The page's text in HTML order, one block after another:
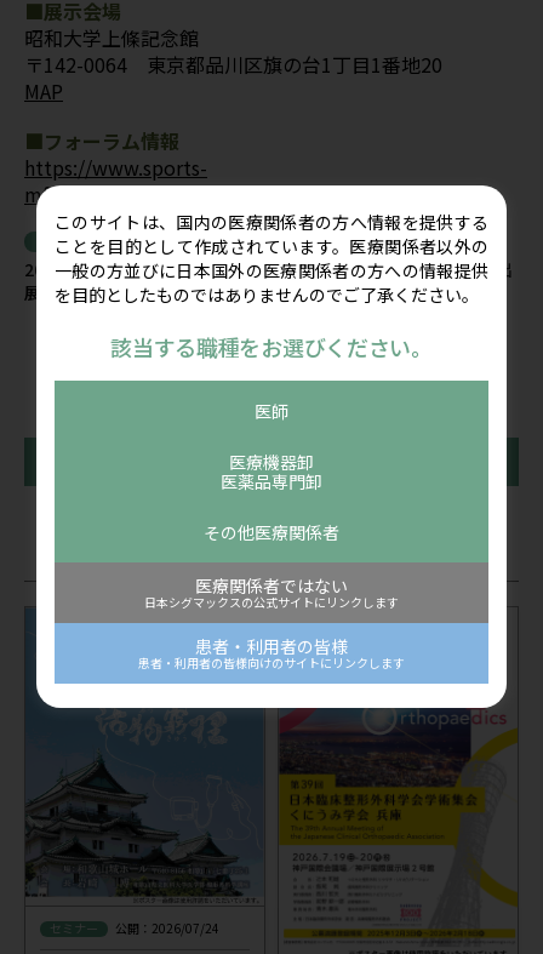
■展示会場
昭和大学上條記念館
〒142-0064 東京都品川区旗の台1丁目1番地20
MAP
■フォーラム情報
https://www.sports-
mf.com/meeting/meeting11th.html
関連記事
2026年8月8日(土)～9日(日) 第37回日本整形外科超音波学会に出
展します
一覧に戻る
セミナー 公開：2026/07/24
このサイトは、国内の医療関係者の方へ情報を提供する
ことを目的として作成されています。医療関係者以外の
一般の方並びに日本国外の医療関係者の方への情報提供
を目的としたものではありませんのでご了承ください。
該当する職種をお選びください。
医師
医療機器卸
医薬品専門卸
その他医療関係者
医療関係者ではない
日本シグマックスの公式サイトにリンクします
患者・利用者の皆様
患者・利用者の皆様向けのサイトにリンクします